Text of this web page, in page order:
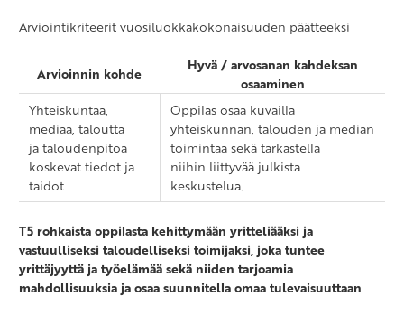
Arviointikriteerit vuosiluokkakokonaisuuden päätteeksi
Arvioinnin kohde
Hyvä / arvosanan kahdeksan
osaaminen
Yhteiskuntaa,
mediaa, taloutta
ja taloudenpitoa
koskevat tiedot ja
taidot
Oppilas osaa kuvailla
yhteiskunnan, talouden ja median
toimintaa sekä tarkastella
niihin liittyvää julkista
keskustelua.
T5 rohkaista oppilasta kehittymään yritteliääksi ja
vastuulliseksi taloudelliseksi toimijaksi, joka tuntee
yrittäjyyttä ja työelämää sekä niiden tarjoamia
mahdollisuuksia ja osaa suunnitella omaa tulevaisuuttaan